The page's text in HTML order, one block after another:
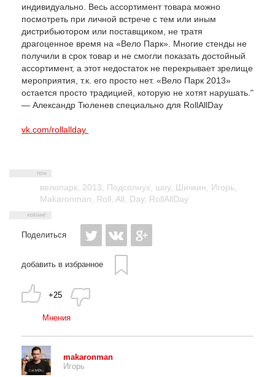
индивидуально. Весь ассортимент товара можно
посмотреть при личной встрече с тем или иным
дистрибьютором или поставщиком, не тратя
драгоценное время на «Вело Парк». Многие стенды не
получили в срок товар и не смогли показать достойный
ассортимент, а этот недостаток не перекрывает зрелище
мероприятия, т.к. его просто нет. «Вело Парк 2013»
остается просто традицией, которую не хотят нарушать."
— Александр Тюленев специально для RollAllDay
vk.com/rollallday
велопарк 2013 Подсолнух шоу, Шичкин Игорь
Makaronman
Roll All Day, RollAllDay
Поделиться
добавить в избранное
+25
Мнения
makaronman
Игорь